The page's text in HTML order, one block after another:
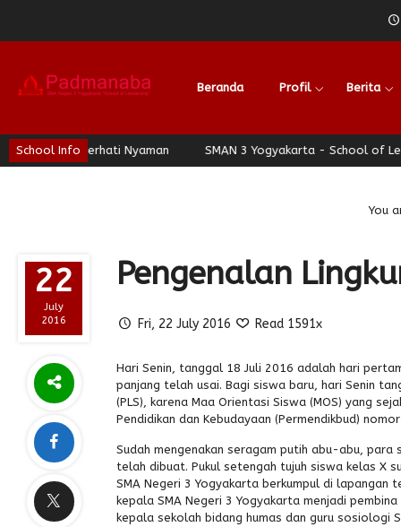
Beranda Profil Berita
School Info
Jogja Berhati Nyaman SMAN 3 Yogyakarta - School of
You
22
July
2016
Pengenalan
Fri, 22 July 2016 Read 1591x
Hari Senin, tanggal 18 Juli 2016 adalah hari
panjang telah usai. Bagi siswa baru, hari Senin
(PLS), karena Maa Orientasi Siswa (MOS) yang
Pendidikan dan Kebudayaan (Permendikbud)
Sudah mengenakan seragam putih abu-abu, para
telah dibuat. Pukul setengah tujuh siswa kelas X
SMA Negeri 3 Yogyakarta berkumpul di lapangan
kepala SMA Negeri 3 Yogyakarta menjadi
kepala sekolah bidang humas dan guru sosiologi